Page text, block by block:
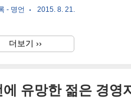
- 명언 2015. 8. 21.
더보기 ››